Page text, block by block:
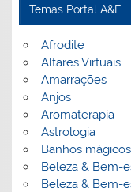
Temas Portal A&E
Afrodite
Altares Virtuais
Amarrações
Anjos
Aromaterapia
Astrologia
Banhos mágicos
Beleza & Bem-
Beleza & Bem-